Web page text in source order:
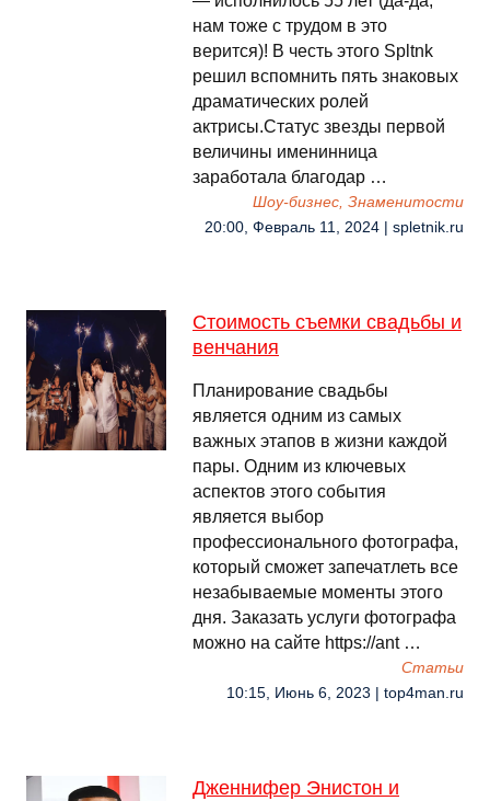
нам тоже с трудом в это
верится)! В честь этого Spltnk
решил вспомнить пять знаковых
драматических ролей
актрисы.Статус звезды первой
величины именинница
заработала благодар …
Шоу-бизнес, Знаменитости
20:00, Февраль 11, 2024 | spletnik.ru
Стоимость съемки свадьбы и
венчания
Планирование свадьбы
является одним из самых
важных этапов в жизни каждой
пары. Одним из ключевых
аспектов этого события
является выбор
профессионального фотографа,
который сможет запечатлеть все
незабываемые моменты этого
дня. Заказать услуги фотографа
можно на сайте https://ant …
Cтатьи
10:15, Июнь 6, 2023 | top4man.ru
Дженнифер Энистон и